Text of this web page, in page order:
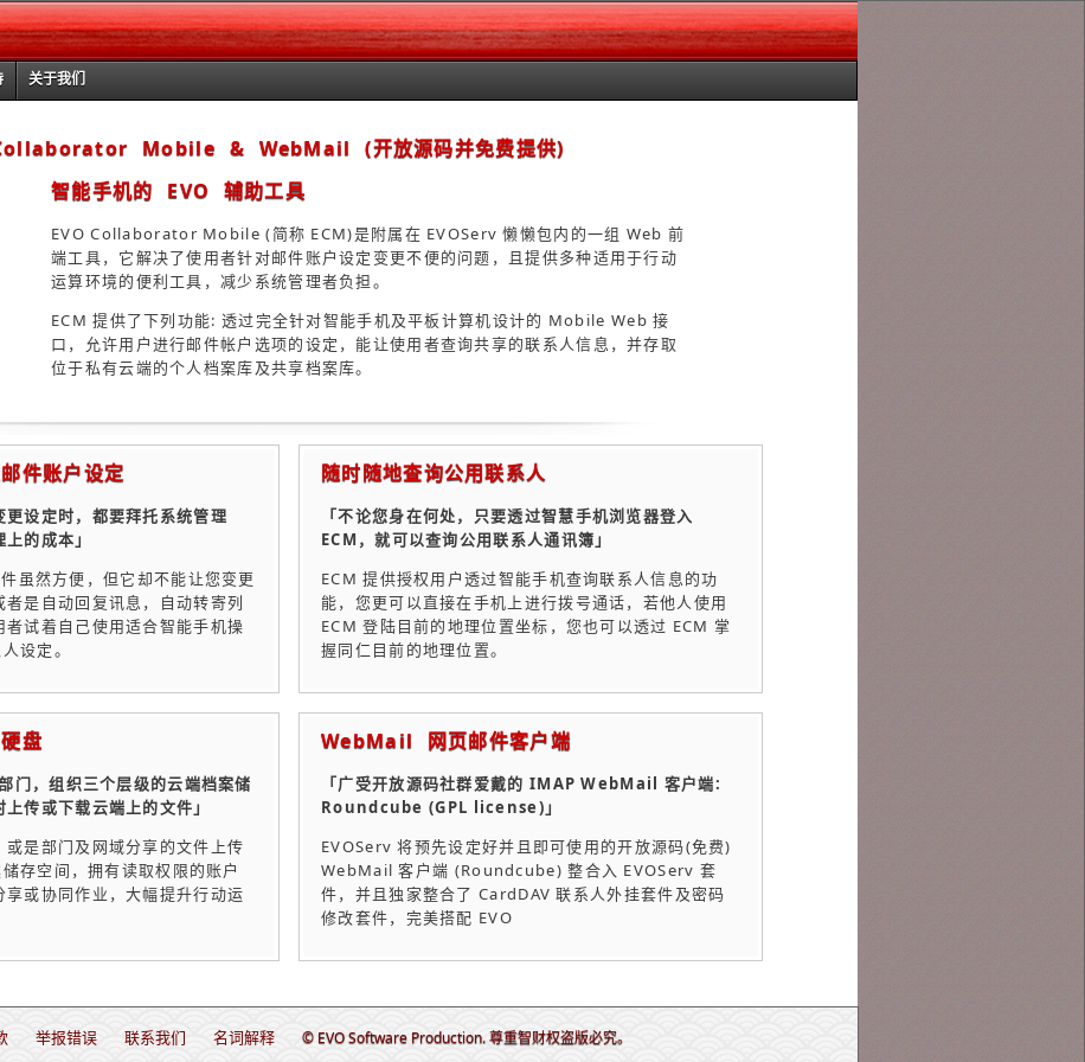
关于我们
Mobile & WebMail (开放源码并免费提供)
智能手机的 EVO 辅助工具
EVO Collaborator Mobile (简称 ECM)是附属在 EVOServ 懒懒包内的一组 Web 前
端工具，它解决了使用者针对邮件账户设定变更不便的问题，且提供多种适用于行动
运算环境的便利工具，减少系统管理者负担。
ECM 提供了下列功能: 透过完全针对智能手机及平板计算机设计的 Mobile Web 接
口，允许用户进行邮件帐户选项的设定，能让使用者查询共享的联系人信息，并存取
位于私有云端的个人档案库及共享档案库。
件账户设定
更设定时，都要拜托系统管理
的成本」
虽然方便，但它却不能让您变更
是自动回复讯息，自动转寄列
试着自己使用适合智能手机操
设定。
随时随地查询公用联系人
「不论您身在何处，只要透过智慧手机浏览器登入
ECM，就可以查询公用联系人通讯簿」
ECM 提供授权用户透过智能手机查询联系人信息的功
能，您更可以直接在手机上进行拨号通话，若他人使用
ECM 登陆目前的地理位置坐标，您也可以透过 ECM 掌
握同仁目前的地理位置。
盘
门，组织三个层级的云端档案储
传或下载云端上的文件」
是部门及网域分享的文件上传
存空间，拥有读取权限的账户
或协同作业，大幅提升行动运
WebMail 网页邮件客户端
「广受开放源码社群爱戴的 IMAP WebMail 客户端:
Roundcube (GPL license)」
EVOServ 将预先设定好并且即可使用的开放源码(免费)
WebMail 客户端 (Roundcube) 整合入 EVOServ 套
件，并且独家整合了 CardDAV 联系人外挂套件及密码
修改套件，完美搭配 EVO
举报错误 联系我们 名词解释 © EVO Software Production. 尊重智财权盗版必究。